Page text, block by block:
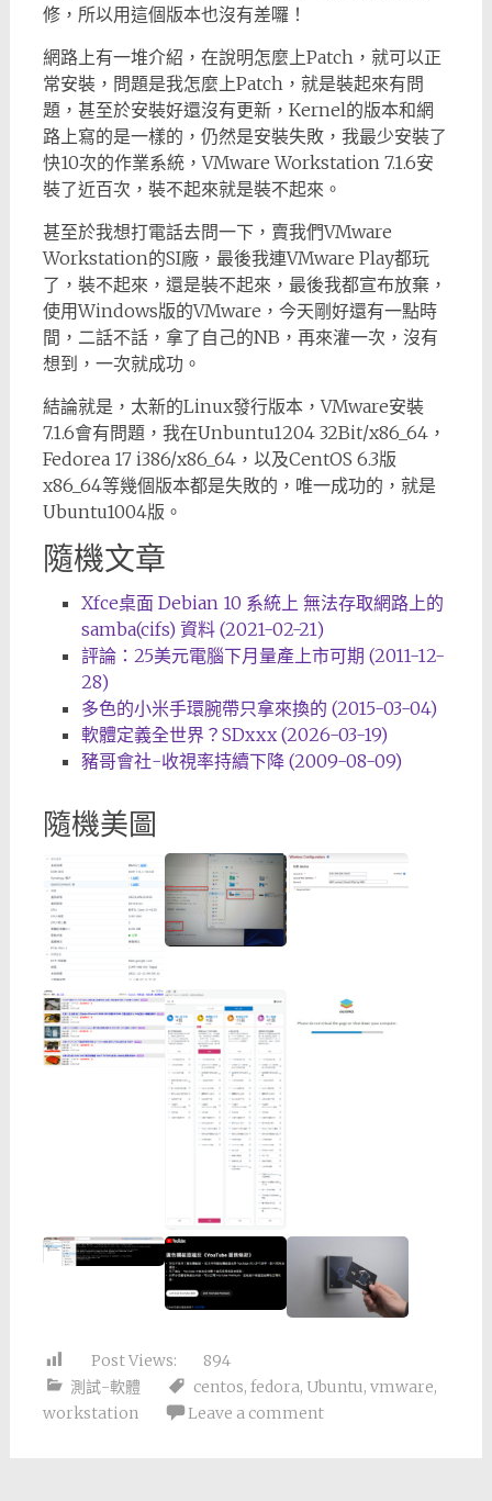
修，所以用這個版本也沒有差囉！
網路上有一堆介紹，在說明怎麼上Patch，就可以正
常安裝，問題是我怎麼上Patch，就是裝起來有問
題，甚至於安裝好還沒有更新，Kernel的版本和網
路上寫的是一樣的，仍然是安裝失敗，我最少安裝了
快10次的作業系統，VMware Workstation 7.1.6安
裝了近百次，裝不起來就是裝不起來。
甚至於我想打電話去問一下，賣我們VMware
Workstation的SI廠，最後我連VMware Play都玩
了，裝不起來，還是裝不起來，最後我都宣布放棄，
使用Windows版的VMware，今天剛好還有一點時
間，二話不話，拿了自己的NB，再來灌一次，沒有
想到，一次就成功。
結論就是，太新的Linux發行版本，VMware安裝
7.1.6會有問題，我在Unbuntu1204 32Bit/x86_64，
Fedorea 17 i386/x86_64，以及CentOS 6.3版
x86_64等幾個版本都是失敗的，唯一成功的，就是
Ubuntu1004版。
隨機文章
Xfce桌面 Debian 10 系統上 無法存取網路上的
samba(cifs) 資料 (2021-02-21)
評論：25美元電腦下月量產上市可期 (2011-12-
28)
多色的小米手環腕帶只拿來換的 (2015-03-04)
軟體定義全世界？SDxxx (2026-03-19)
豬哥會社-收視率持續下降 (2009-08-09)
隨機美圖
Post Views:
894
測試-軟體
centos, fedora, Ubuntu, vmware,
workstation
Leave a comment